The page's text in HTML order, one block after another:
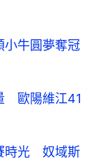
牛圓夢奪冠
歐陽維江41
時光 奴域斯